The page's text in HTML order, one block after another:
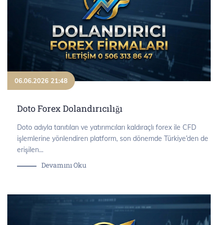
06.06.2026 21:48
Doto Forex Dolandırıcılığı
Doto adıyla tanıtılan ve yatırımcıları kaldıraçlı forex ile CFD
işlemlerine yönlendiren platform, son dönemde Türkiye’den de
erişilen...
Devamını Oku